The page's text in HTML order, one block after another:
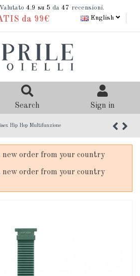
4.9 su 5 da 47 recensioni.
da 99€ English
Search Sign in
Hip Hop Multifunzione
new order from your country
new order from your country